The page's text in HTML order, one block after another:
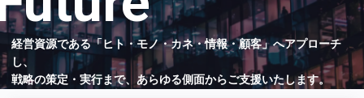
経営資源である「ヒト・モノ・カネ・情報・顧客」へアプローチ
し、
戦略の策定・実行まで、あらゆる側面からご支援いたします。